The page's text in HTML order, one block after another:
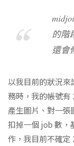
的階
還會
以我目前的狀況
務時，我的帳號
產生圖片、對一
扣掉一個 job 數，
作，我目前不確